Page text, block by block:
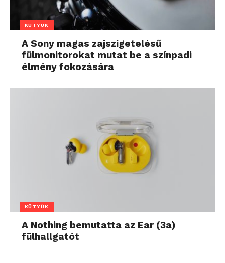
KÜTYÜK
A Sony magas zajszigetelésű
fülmonitorokat mutat be a színpadi
élmény fokozására
KÜTYÜK
A Nothing bemutatta az Ear (3a)
fülhallgatót